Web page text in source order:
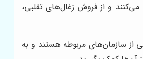
و از فروش زغال‌های تقلبی،
از سازمان‌های مربوطه هستند و به